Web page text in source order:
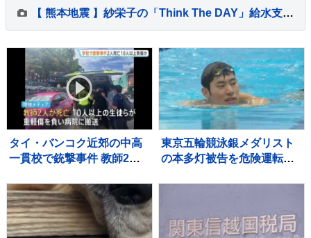
【 熊本地震 】紗栄子の「Think The DAY」給水支援を報告〝動物たちへの支援も並行〟 自身の会社での事業でも〝支援活動を支える〟
タイ・バンコク近郊の中高
一貫校で銃撃事件 教師2人
傷 銃撃犯は学校の生徒と
の情報、現場で死亡と地元
当局
東京五輪競泳銀メダリスト
の本多灯被告を危険運転傷